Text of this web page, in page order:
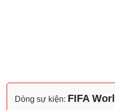
Dòng sự kiện: FIFA